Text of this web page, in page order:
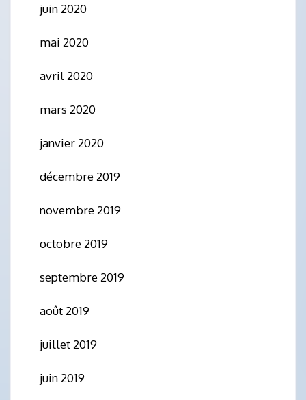
juin 2020
mai 2020
avril 2020
mars 2020
janvier 2020
décembre 2019
novembre 2019
octobre 2019
septembre 2019
août 2019
juillet 2019
juin 2019